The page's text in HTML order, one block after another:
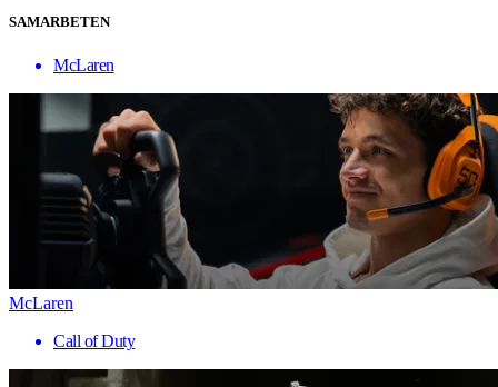
SAMARBETEN
McLaren
McLaren
Call of Duty